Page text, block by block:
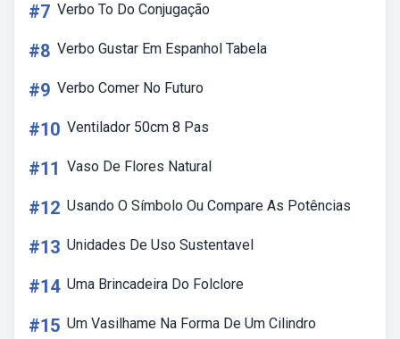
#7 Verbo To Do Conjugação
#8 Verbo Gustar Em Espanhol Tabela
#9 Verbo Comer No Futuro
#10 Ventilador 50cm 8 Pas
#11 Vaso De Flores Natural
#12 Usando O Símbolo Ou Compare As Potências
#13 Unidades De Uso Sustentavel
#14 Uma Brincadeira Do Folclore
#15 Um Vasilhame Na Forma De Um Cilindro